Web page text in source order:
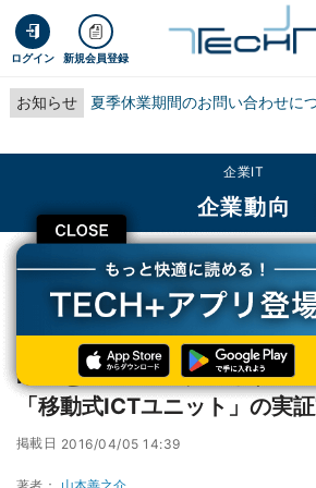
ログイン 新規会員登録
お知らせ 夏季休業期間のお問い合わせに
CLOSE
企業IT
企業動向
TECH+ 企業IT
企業動向
NTTとNTT Com、フィリピンの台風被災地で「移
NTTとNTT Com、フィリピ
「移動式ICTユニット」の実
掲載日 2016/04/05 14:39